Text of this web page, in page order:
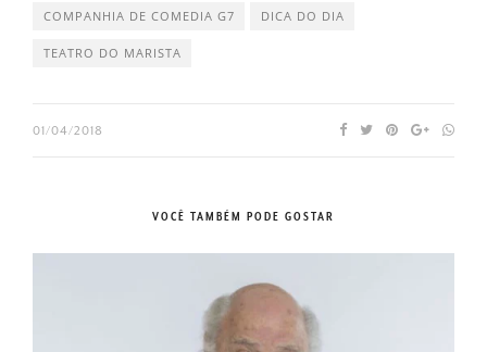
COMPANHIA DE COMEDIA G7 DICA DO DIA
TEATRO DO MARISTA
01/04/2018
VOCÊ TAMBÉM PODE GOSTAR